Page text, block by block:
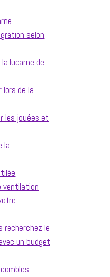
selon
lucarne de
lors de la
les jouées et
la
ventilation
recherchez le
un budget